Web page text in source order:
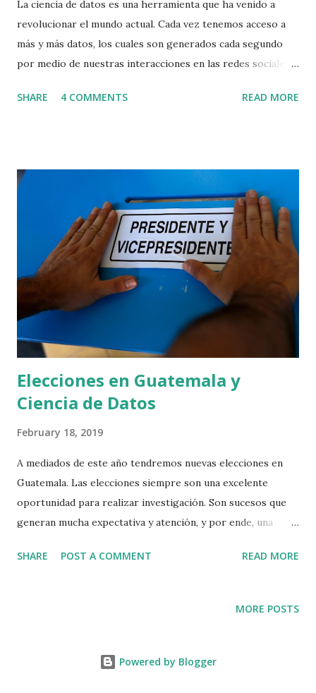
La ciencia de datos es una herramienta que ha venido a
revolucionar el mundo actual. Cada vez tenemos acceso a
más y más datos, los cuales son generados cada segundo
por medio de nuestras interacciones en las redes sociales,
las encuestas han sido los principales indicadores de
las encuestas. Muchas veces las encuestas son objeto de
crítica y de incredulidad, debido a que pueden presentar
datos inesperados, y a veces hasta inconsistentes. Es
necesario recordar que en este aspecto, las encuestas
presentan dos funciones: la recolección de datos y la
inferencia, a partir de dichos datos, del comportamiento de
toda la población. Esto se realiza con cierta significancia
estadística, lo cual quiere decir que siempre se está sujeto
a un error debi...
SHARE 4 COMMENTS READ MORE
Elecciones en Guatemala y
Ciencia de Datos
February 18, 2019
A mediados de este año tendremos nuevas elecciones en
Guatemala. Las elecciones siempre son una excelente
oportunidad para realizar investigación. Son sucesos que
generan mucha expectativa y atención, y por ende, una
experimentar modelos. Para las elecciones anteriores,
con un margen de un 3% de los valores obtenidos en la
SHARE POST A COMMENT READ MORE
MORE POSTS
Powered by Blogger